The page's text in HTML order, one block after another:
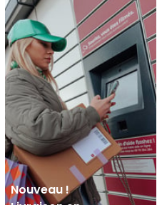
Nouveau !
Livraison
en
Locker
Mondial
Relay